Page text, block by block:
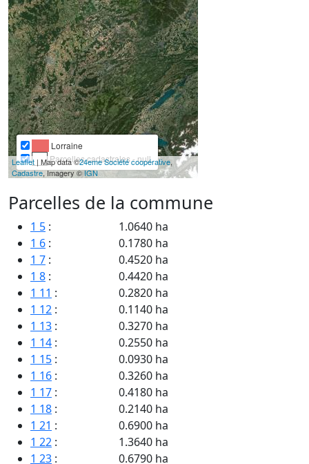
Lorraine
Parcelles cadastrales - null
Leaflet | Map data ©24eme Société coopérative,
Cadastre, Imagery ©IGN
Parcelles de la commune
1 5 :
1.0640 ha
1 6 :
0.1780 ha
1 7 :
0.4520 ha
1 8 :
0.4420 ha
1 11 :
0.2820 ha
1 12 :
0.1140 ha
1 13 :
0.3270 ha
1 14 :
0.2550 ha
1 15 :
0.0930 ha
1 16 :
0.3260 ha
1 17 :
0.4180 ha
1 18 :
0.2140 ha
1 21 :
0.6900 ha
1 22 :
1.3640 ha
1 23 : 0.6790 ha